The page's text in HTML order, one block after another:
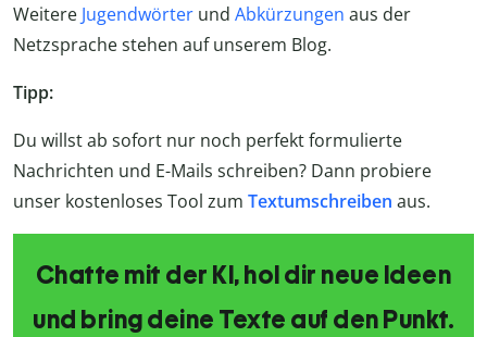
Weitere Jugendwörter und Abkürzungen aus der
Netzsprache stehen auf unserem Blog.
Tipp:
Du willst ab sofort nur noch perfekt formulierte
Nachrichten und E-Mails schreiben? Dann probiere
unser kostenloses Tool zum Textumschreiben aus.
Chatte mit der KI, hol dir neue Ideen
und bring deine Texte auf den Punkt.